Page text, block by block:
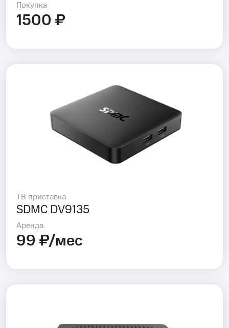
Покупка
1500 ₽
ТВ приставка
SDMC DV9135
Аренда
99 ₽/мес